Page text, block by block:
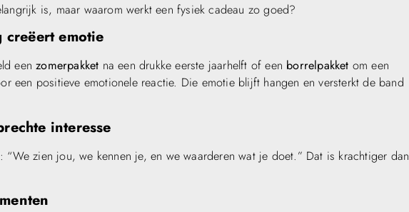
is, maar waarom werkt een fysiek cadeau zo goed?
creëert emotie
eenzomerpakket na een drukke eerste jaarhelft of een borrelpakket om een
een positieve emotionele reactie. Die emotie blijft hangen en versterkt de band
interesse
“We zien jou, we kennen je, en we waarderen wat je doet.” Dat is krachtiger dan